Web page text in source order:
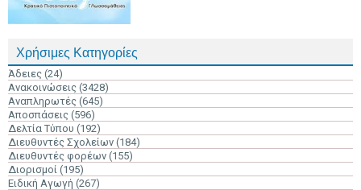
Χρήσιμες Κατηγορίες
Άδειες (24)
Ανακοινώσεις (3428)
Αναπληρωτές (645)
Αποσπάσεις (596)
Δελτία Τύπου (192)
Διευθυντές Σχολείων (184)
Διευθυντές φορέων (155)
Διορισμοί (195)
Ειδική Αγωγή (267)